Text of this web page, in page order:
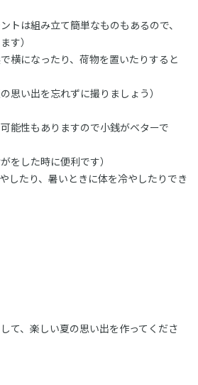
トは組み立て簡単なものもあるので、
す）
横になったり、荷物を置いたりすると
思い出を忘れずに撮りましょう）
能性もありますので小銭がベターで
をした時に便利です）
したり、暑いときに体を冷やしたりでき
て、楽しい夏の思い出を作ってくださ